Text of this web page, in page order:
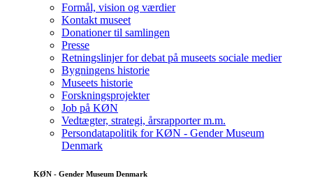
Formål, vision og værdier
Kontakt museet
Donationer til samlingen
Presse
Retningslinjer for debat på museets sociale medier
Bygningens historie
Museets historie
Forskningsprojekter
Job på KØN
Vedtægter, strategi, årsrapporter m.m.
Persondatapolitik for KØN - Gender Museum
Denmark
KØN - Gender Museum Denmark